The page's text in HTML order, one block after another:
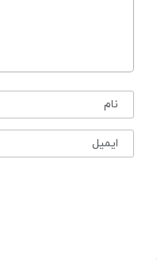
نام
ایمیل